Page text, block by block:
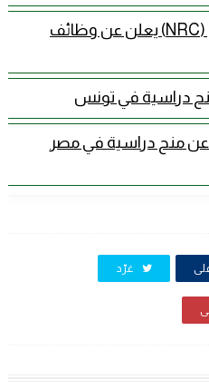
المجلس النرويجي للاجئين (NRC) يعلن عن وظائف
دراسية في تونس
عن منح دراسية في مصر
غرّد